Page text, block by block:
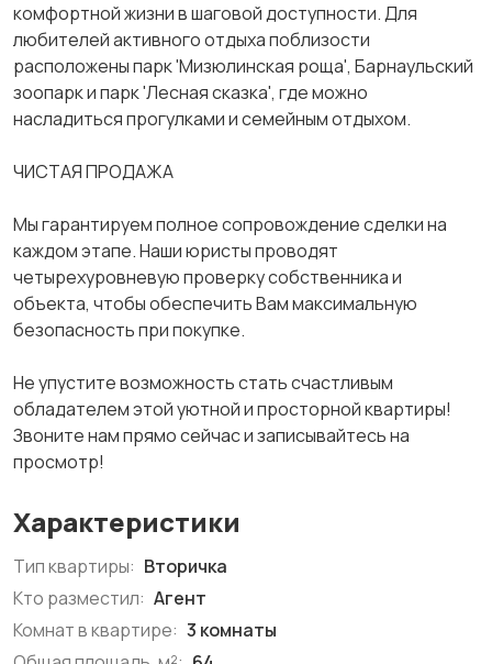
комфортной жизни в шаговой доступности. Для
любителей активного отдыха поблизости
расположены парк 'Мизюлинская роща', Барнаульский
зоопарк и парк 'Лесная сказка', где можно
насладиться прогулками и семейным отдыхом.
ЧИСТАЯ ПРОДАЖА
Мы гарантируем полное сопровождение сделки на
каждом этапе. Наши юристы проводят
четырехуровневую проверку собственника и
объекта, чтобы обеспечить Вам максимальную
безопасность при покупке.
Не упустите возможность стать счастливым
обладателем этой уютной и просторной квартиры!
Звоните нам прямо сейчас и записывайтесь на
просмотр!
Характеристики
Тип квартиры: Вторичка
Кто разместил: Агент
Комнат в квартире: 3 комнаты